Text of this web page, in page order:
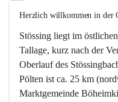
Herzlich willkommen in der
Stössing liegt im
Tallage, kurz nach der
Oberlauf des
Pölten ist ca. 25 km
Marktgemeinde